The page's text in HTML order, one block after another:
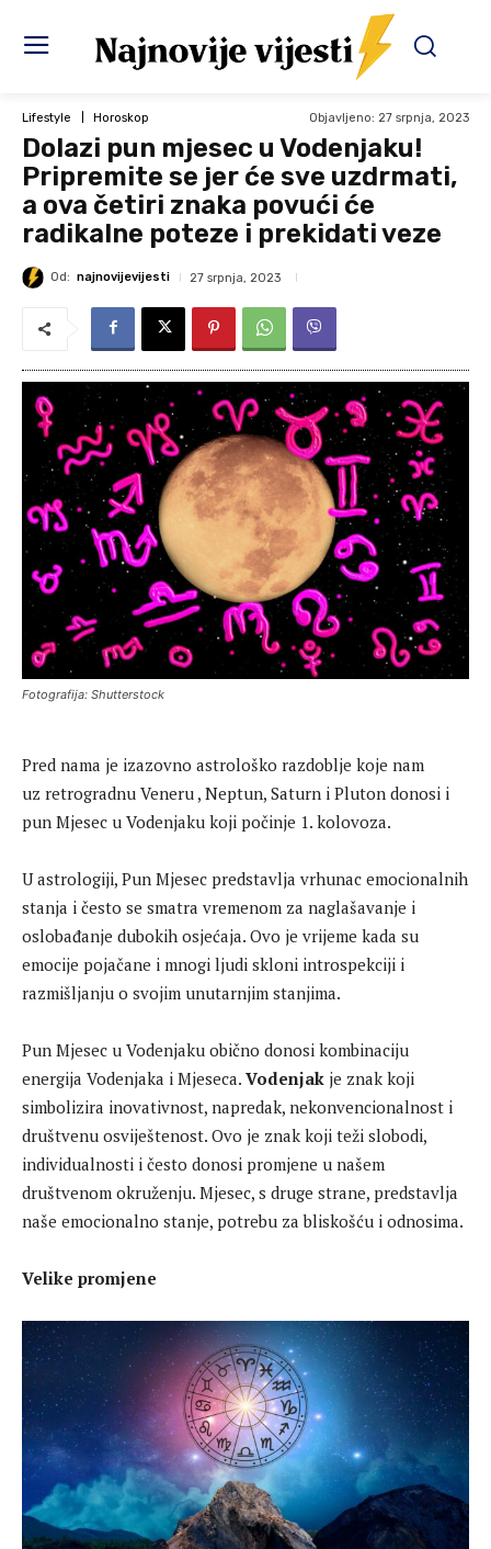
Lifestyle Horoskop Objavljeno: 27 srpnja, 2023
Dolazi pun mjesec u Vodenjaku!
Pripremite se jer će sve uzdrmati,
a ova četiri znaka povući će
radikalne poteze i prekidati veze
Od: najnovijevijesti 27 srpnja, 2023
Fotografija: Shutterstock
Pred nama je izazovno astrološko razdoblje koje nam
uz retrogradnu Veneru , Neptun, Saturn i Pluton donosi i
pun Mjesec u Vodenjaku koji počinje 1. kolovoza.
U astrologiji, Pun Mjesec predstavlja vrhunac emocionalnih
stanja i često se smatra vremenom za naglašavanje i
oslobađanje dubokih osjećaja. Ovo je vrijeme kada su
emocije pojačane i mnogi ljudi skloni introspekciji i
razmišljanju o svojim unutarnjim stanjima.
Pun Mjesec u Vodenjaku obično donosi kombinaciju
energija Vodenjaka i Mjeseca. Vodenjak je znak koji
simbolizira inovativnost, napredak, nekonvencionalnost i
društvenu osviještenost. Ovo je znak koji teži slobodi,
individualnosti i često donosi promjene u našem
društvenom okruženju. Mjesec, s druge strane, predstavlja
naše emocionalno stanje, potrebu za bliskošću i odnosima.
Velike promjene